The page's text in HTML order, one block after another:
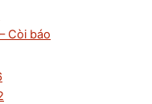
Còi báo